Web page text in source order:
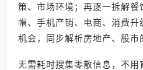
策、市场环境；再逐一拆解餐
帽、手机产销、电商、消费升
机会，同步解析房地产、股市
无需耗时搜集零散信息，不